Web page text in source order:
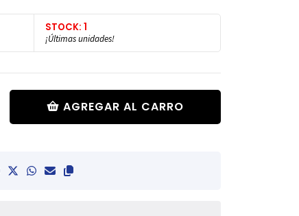
STOCK: 1
¡Últimas unidades!
AGREGAR AL CARRO